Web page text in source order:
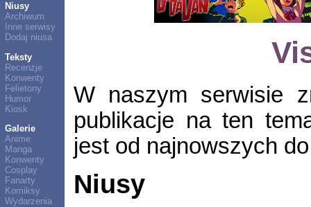
Niusy
Archiwum
Inne serwisy
Dodaj niusa
Teksty
Recenzje
Konwenty
Felietony
Humor
Kiosk
Galerie
Anime
Manga
Konwenty
Cosplay
Fanarty
Komiksy
Wydarzenia
W naszym serwisie
publikacje na ten
jest od najnowszych
Niusy